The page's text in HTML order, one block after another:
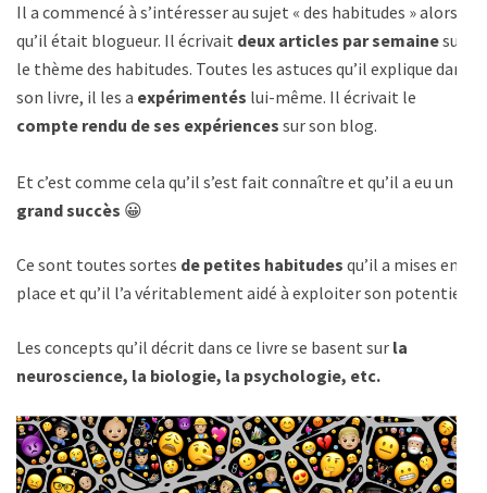
Il a commencé à s’intéresser au sujet « des habitudes » alors
qu’il était blogueur. Il écrivait deux articles par semainesur
le thème des habitudes. Toutes les astuces qu’il explique dans
son livre, il les a expérimentés lui-même. Il écrivait le
compte rendu de ses expériences sur son blog.
Et c’est comme cela qu’il s’est fait connaître et qu’il a eu un
grand succès 😀
Ce sont toutes sortes de petites habitudes qu’il a mises en
place et qu’il l’a véritablement aidé à exploiter son potentiel.
Les concepts qu’il décrit dans ce livre se basent sur la
neuroscience, la biologie, la psychologie, etc.